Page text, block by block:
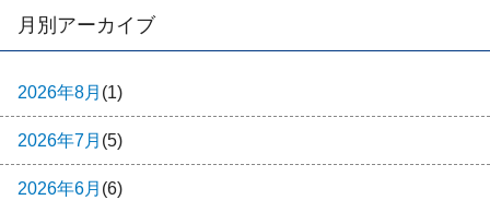
月別アーカイブ
2026年8月 (1)
2026年7月 (5)
2026年6月 (6)